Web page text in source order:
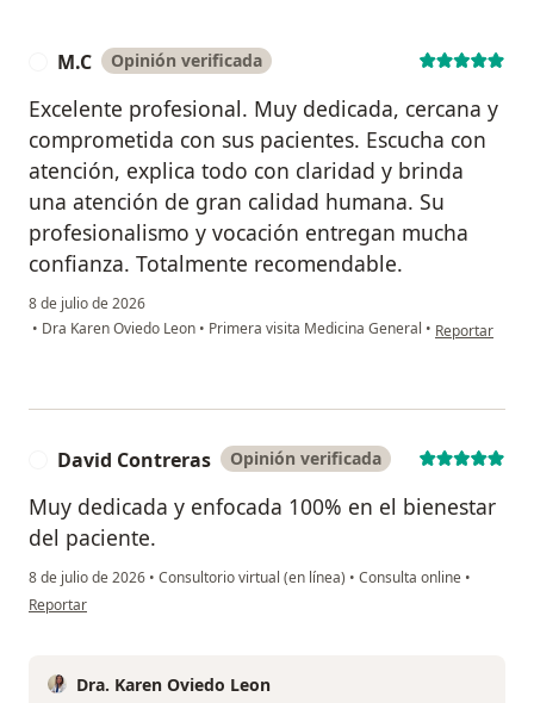
M.C Opinión verificada
Excelente profesional. Muy dedicada, cercana y
comprometida con sus pacientes. Escucha con
atención, explica todo con claridad y brinda
una atención de gran calidad humana. Su
profesionalismo y vocación entregan mucha
confianza. Totalmente recomendable.
8 de julio de 2026
• Dra Karen Oviedo Leon • Primera visita Medicina General • en opinión del
Reportar
David Contreras Opinión verificada
Muy dedicada y enfocada 100% en el bienestar
del paciente.
8 de julio de 2026 • Consultorio virtual (en línea) • Consulta online •
en opinión del usuario David Contreras
Reportar
Dra. Karen Oviedo Leon